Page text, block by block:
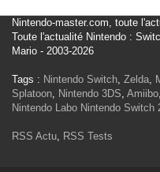
Nintendo-master.com, toute
Toute l'actualité Nintendo :
Mario - 2003-2026
Tags : Nintendo Switch, Zelda,
Splatoon, Nintendo 3DS, Amiibo,
Nintendo Labo Nintendo Switch
RSS Actu, RSS Tests